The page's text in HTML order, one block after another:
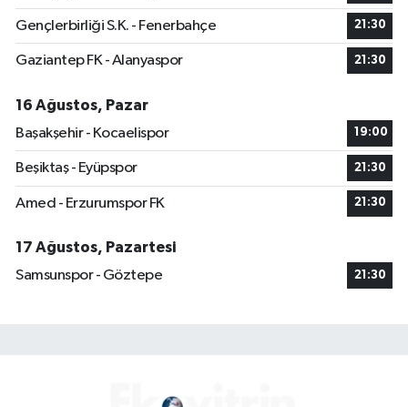
Gençlerbirliği S.K. - Fenerbahçe 21:30
Gaziantep FK - Alanyaspor 21:30
16 Ağustos, Pazar
Başakşehir - Kocaelispor
19:00
Beşiktaş - Eyüpspor 21:30
Amed - Erzurumspor FK 21:30
17 Ağustos, Pazartesi
Samsunspor - Göztepe
21:30